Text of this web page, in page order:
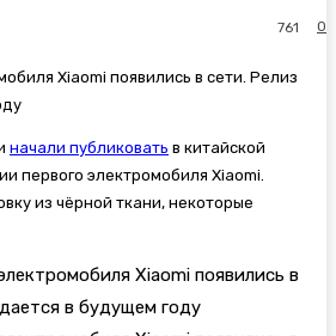
0
761
начали публиковать в китайской
первого электромобиля Xiaomi.
из чёрной ткани, некоторые